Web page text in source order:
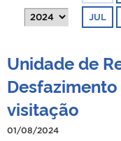
JUL
Unidade de
visitação
01/08/2024